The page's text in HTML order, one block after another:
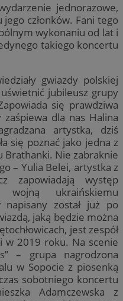
jednorazowe,
członków. Fani tego
wykonaniu od lat i
takiego koncertu
gwiazdy polskiej
jubileusz grupy
się prawdziwa
dla nas Halina
artystka, dziś
się poznać jako jedna z
Brathanki. Nie zabraknie
– Yulia Belei, artystka z
zapowiadają występ
wojną ukraińskiemu
został już po
jaką będzie można
jest zespół
w 2019 roku. Na scenie
– grupa nagrodzona
w Sopocie z piosenką
sobotniego koncertu
Adamczewska z